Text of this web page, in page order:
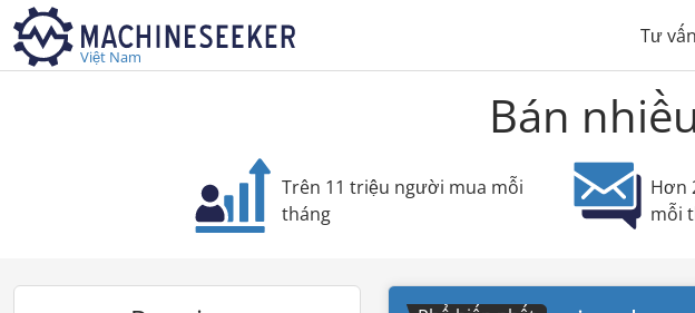
Việt Nam
Tư
Bán
Trên 11 triệu người mua mỗi
tháng
Hơn
mỗi